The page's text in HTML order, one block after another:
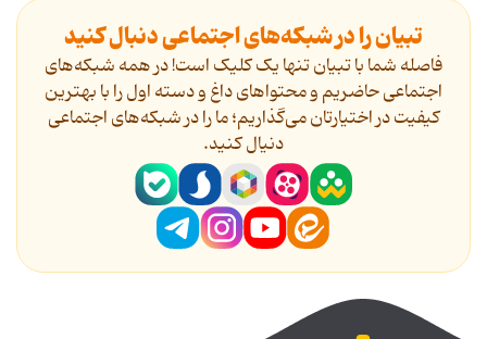
تبیان را در شبکه‌های اجتماعی دنبال کنید
فاصله شما با تبیان تنها یک کلیک است! در همه شبکه‌های
اجتماعی حاضریم و محتواهای داغ و دسته اول را با بهترین
کیفیت در اختیارتان می‌گذاریم؛ ما را در شبکه‌های اجتماعی
دنیال کنید.